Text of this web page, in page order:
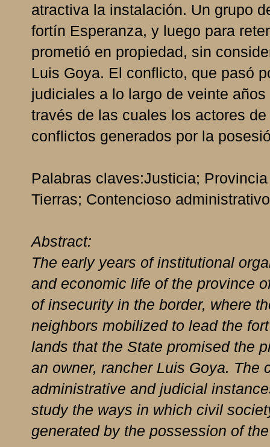
atractiva la instalación. Un grupo
fortín Esperanza, y luego para
prometió en propiedad, sin
Luis Goya. El conflicto, que pasó
judiciales a lo largo de veinte
través de las cuales los actores
conflictos generados por la
Palabras claves:Justicia;
Tierras; Contencioso administrativo
Abstract:
The early years of institutional
and economic life of the province
of insecurity in the border, where
neighbors mobilized to lead the
lands that the State promised the
an owner, rancher Luis Goya. The
administrative and judicial
study the ways in which civil
generated by the possession of